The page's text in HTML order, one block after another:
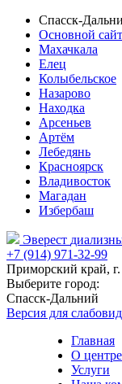
Спасск-
Основной сайт
Махачкала
Елец
Колыбельское
Назарово
Находка
Арсеньев
Артём
Лебедянь
Красноярск
Владивосток
Магадан
Избербаш
Эверест
+7 (914) 971-32-99
Приморский край,
Выберите город:
Спасск-Дальний
Версия для
Главная
О центре
Услуги